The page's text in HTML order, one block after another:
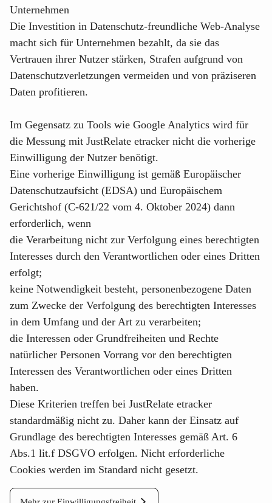
Unternehmen
Die Investition in Datenschutz-freundliche Web-Analyse
macht sich für Unternehmen bezahlt, da sie das
Vertrauen ihrer Nutzer stärken, Strafen aufgrund von
Datenschutzverletzungen vermeiden und von präziseren
Daten profitieren.
Im Gegensatz zu Tools wie Google Analytics wird für
die Messung mit JustRelate etracker nicht die vorherige
Einwilligung der Nutzer benötigt.
Eine vorherige Einwilligung ist gemäß Europäischer
Datenschutzaufsicht (EDSA) und Europäischem
Gerichtshof (C-621/22 vom 4. Oktober 2024) dann
erforderlich, wenn
die Verarbeitung nicht zur Verfolgung eines berechtigten
Interesses durch den Verantwortlichen oder eines Dritten
erfolgt;
keine Notwendigkeit besteht, personenbezogene Daten
zum Zwecke der Verfolgung des berechtigten Interesses
in dem Umfang und der Art zu verarbeiten;
die Interessen oder Grundfreiheiten und Rechte
natürlicher Personen Vorrang vor den berechtigten
Interessen des Verantwortlichen oder eines Dritten
haben.
Diese Kriterien treffen bei JustRelate etracker
standardmäßig nicht zu. Daher kann der Einsatz auf
Grundlage des berechtigten Interesses gemäß Art. 6
Abs.1 lit.f DSGVO erfolgen. Nicht erforderliche
Cookies werden im Standard nicht gesetzt.